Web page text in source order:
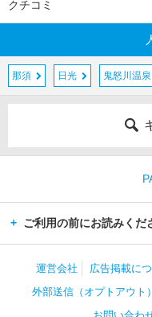
クチコミ
那須 日光 鬼怒川温泉
ご利用の前にお読みくだ
運営会社 広告掲載に
外部送信（オプトアウト）